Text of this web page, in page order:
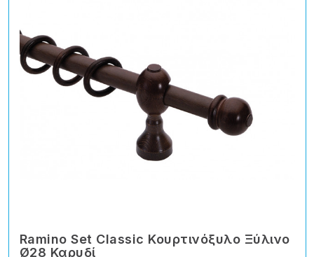
Ramino Set Classic Κουρτινόξυλο Ξύλινο
Ø28 Καρυδί